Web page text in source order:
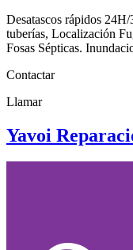
Desatascos rápidos
tuberías, Localización
Fosas Sépticas.
Contactar
Llamar
Yavoi